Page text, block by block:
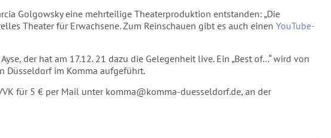
Golgowsky eine mehrteilige Theaterproduktion entstanden: „Die
Theater für Erwachsene. Zum Reinschauen gibt es auch einen YouTube-
der hat am 17.12. 21 dazu die Gelegenheit live. Ein „Best of...“ wird von
Düsseldorf im Komma aufgeführt.
für 5 € per Mail unter komma@komma-duesseldorf.de, an der